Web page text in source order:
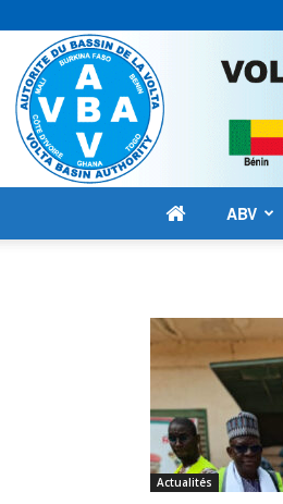
ABV
Actualités